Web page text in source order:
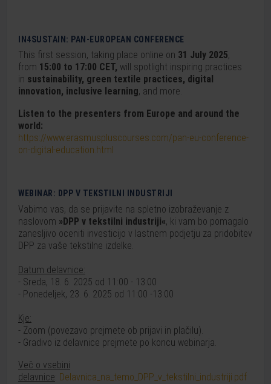
IN4SUSTAIN: PAN-EUROPEAN CONFERENCE
This first session, taking place online on 31 July 2025,
from 15:00 to 17:00 CET, will spotlight inspiring practices
in sustainability, green textile practices, digital
innovation, inclusive learning, and more.
Listen to the presenters from Europe and around the
world:
https://www.erasmuspluscourses.com/pan-eu-conference-
on-digital-education.html
WEBINAR: DPP V TEKSTILNI INDUSTRIJI
Vabimo vas, da se prijavite na spletno izobraževanje z
naslovom »DPP v tekstilni industriji«, ki vam bo pomagalo
zanesljivo oceniti investicijo v lastnem podjetju za pridobitev
DPP za vaše tekstilne izdelke.
Datum delavnice:
- Sreda, 18. 6. 2025 od 11:00 - 13:00
- Ponedeljek, 23. 6. 2025 od 11:00 -13:00
Kje:
- Zoom (povezavo prejmete ob prijavi in plačilu).
- Gradivo iz delavnice prejmete po koncu webinarja.
Več o vsebini
delavnice: Delavnica_na_temo_DPP_v_tekstilni_industriji.pdf